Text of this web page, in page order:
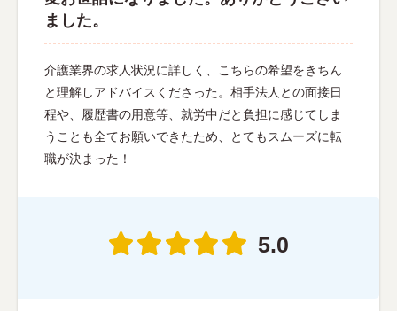
ました。
介護業界の求人状況に詳しく、こちらの希望をきちん
と理解しアドバイスくださった。相手法人との面接日
程や、履歴書の用意等、就労中だと負担に感じてしま
うことも全てお願いできたため、とてもスムーズに転
職が決まった！
5.0